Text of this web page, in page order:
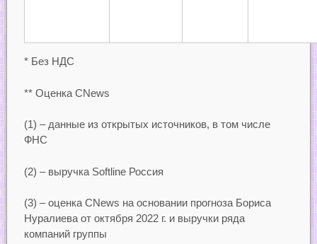
* Без НДС
** Оценка CNews
(1) – данные из открытых источников, в том числе
ФНС
(2) – выручка Softline Россия
(3) – оценка CNews на основании прогноза Бориса
Нуралиева от октября 2022 г. и выручки ряда
компаний группы